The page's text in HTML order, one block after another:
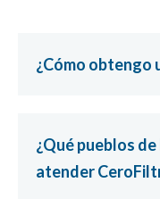
¿Cómo obtengo
¿Qué pueblos
atender